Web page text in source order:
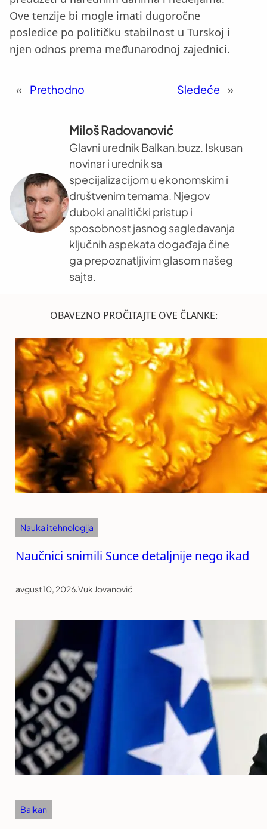
Ove tenzije bi mogle imati dugoročne
posledice po političku stabilnost u Turskoj i
njen odnos prema međunarodnoj zajednici.
« Prethodno Sledeće »
Miloš Radovanović
Glavni urednik Balkan.buzz. Iskusan
novinar i urednik sa
specijalizacijom u ekonomskim i
društvenim temama. Njegov
duboki analitički pristup i
sposobnost jasnog sagledavanja
ključnih aspekata događaja čine
ga prepoznatljivim glasom našeg
sajta.
OBAVEZNO PROČITAJTE OVE ČLANKE:
Nauka i tehnologija
Naučnici snimili Sunce detaljnije nego ikad
avgust 10, 2026.Vuk Jovanović
Balkan